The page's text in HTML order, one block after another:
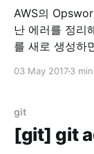
====== NoMethodError ------------- undefined
method
AWS의
난 에러를 정리해둡니다. AWS의
를 새로 생성하
로 생성하고,
다. 그런데 갑자기 에러가 발생해서 로그를 봤더니 이런
03 May 20173
git
[git] git